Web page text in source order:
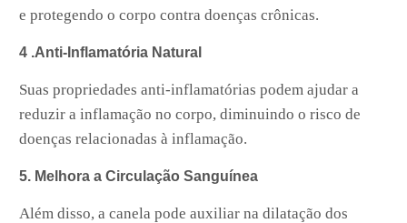
e protegendo o corpo contra doenças crônicas.
4 .Anti-Inflamatória Natural
Suas propriedades anti-inflamatórias podem ajudar a
reduzir a inflamação no corpo, diminuindo o risco de
doenças relacionadas à inflamação.
5. Melhora a Circulação Sanguínea
Além disso, a canela pode auxiliar na dilatação dos